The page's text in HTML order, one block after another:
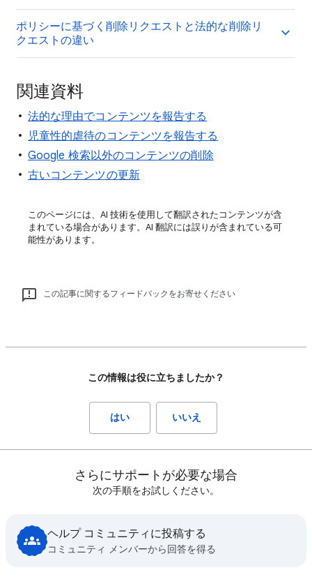
ポリシーに基づく削除リクエストと法的な削除リ
クエストの違い
関連資料
法的な理由でコンテンツを報告する
児童性的虐待のコンテンツを報告する
Google 検索以外のコンテンツの削除
古いコンテンツの更新
このページには、AI 技術を使用して翻訳されたコンテンツが含
まれている場合があります。AI 翻訳には誤りが含まれている可
能性があります。
この記事に関するフィードバックをお寄せください
この情報は役に立ちましたか？
はい いいえ
さらにサポートが必要な場合
次の手順をお試しください。
ヘルプ コミュニティに投稿する
コミュニティ メンバーから回答を得る